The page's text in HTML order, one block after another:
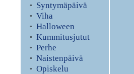
Syntymäpäivä
Viha
Halloween
Kummitusjutut
Perhe
Naistenpäivä
Opiskelu